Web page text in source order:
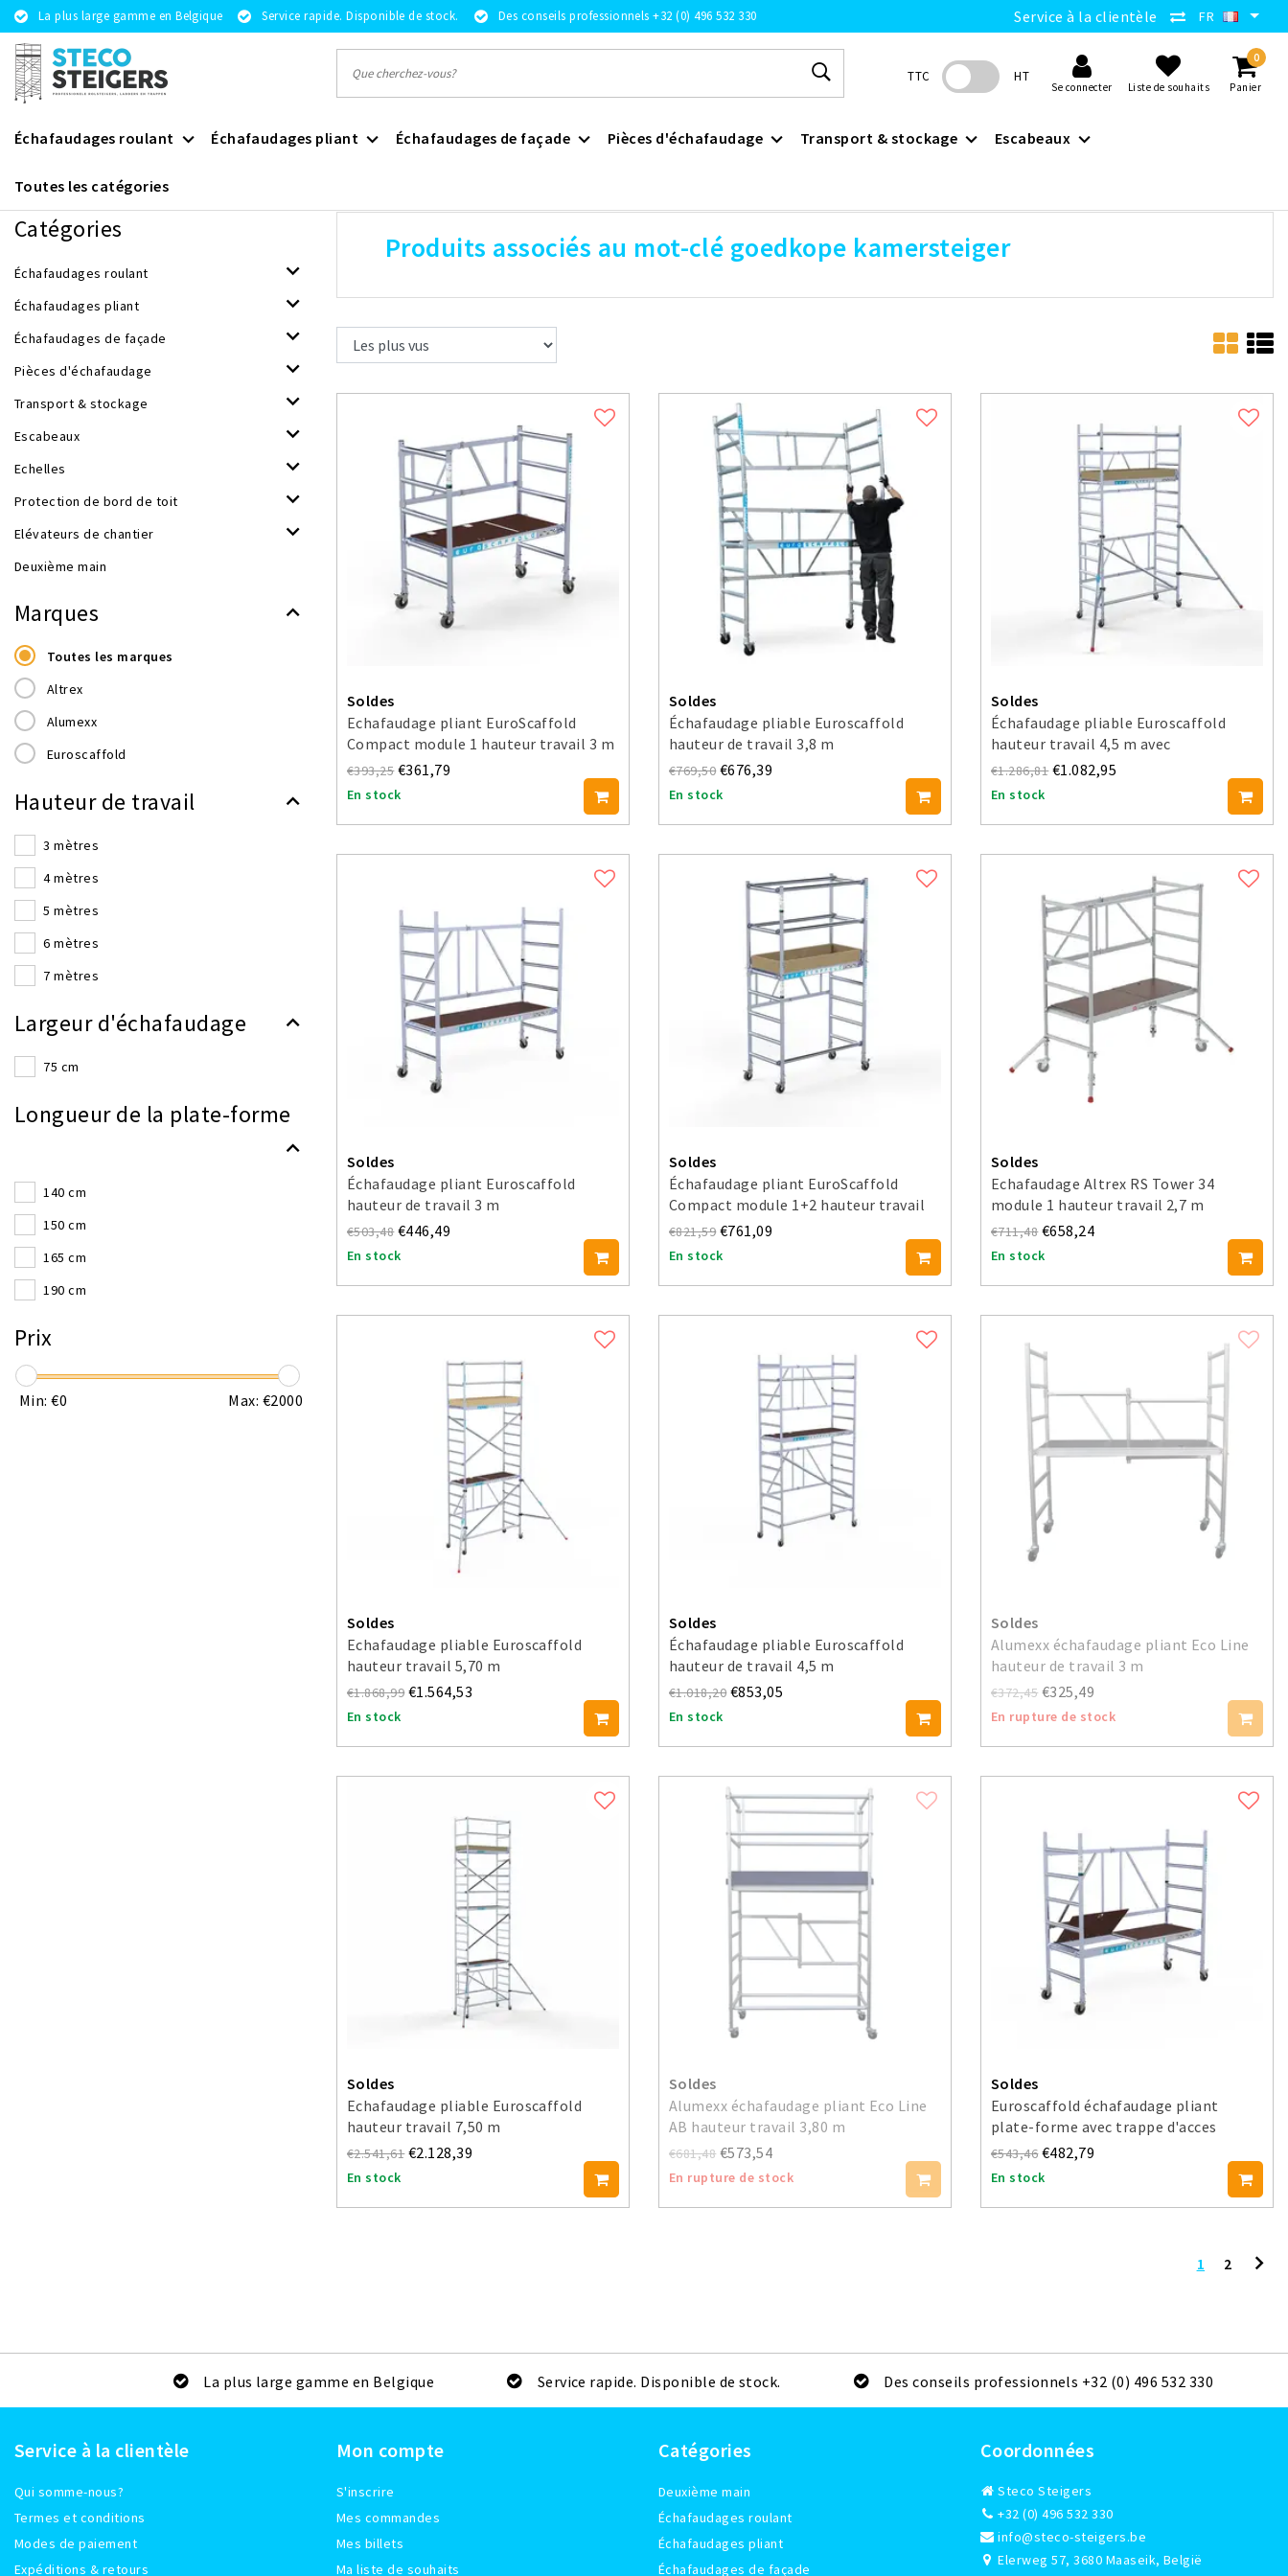
La plus large gamme en Belgique Service rapide. Disponible de stock. Des conseils professionnels +32 (0) 496 532 330 Service à la clientèle FR
TTC HT
Se connecter Liste de souhaits
0
Panier
Échafaudages roulant Échafaudages pliant Échafaudages de façade Pièces d'échafaudage Transport & stockage Escabeaux
Toutes les catégories
Revenir à Mots-clés|Mots-clés
Catégories
Échafaudages roulant
Échafaudages pliant
Échafaudages de façade
Pièces d'échafaudage
Transport & stockage
Escabeaux
Echelles
Protection de bord de toit
Elévateurs de chantier
Deuxième main
Marques
Toutes les marques
Altrex
Alumexx
Euroscaffold
Hauteur de travail
3 mètres
4 mètres
5 mètres
6 mètres
7 mètres
Largeur d'échafaudage
75 cm
Longueur de la plate-forme
140 cm
150 cm
165 cm
190 cm
Prix
Min: €0 Max: €2000
Produits associés au mot-clé goedkope kamersteiger
Soldes
Echafaudage pliant EuroScaffold
Compact module 1 hauteur travail 3 m
€393,25 €361,79
En stock
Soldes
Échafaudage pliable Euroscaffold
hauteur de travail 3,8 m
€769,50 €676,39
En stock
Soldes
Échafaudage pliable Euroscaffold
hauteur travail 4,5 m avec
stabilisateurs
€1.286,81 €1.082,95
En stock
Soldes
Échafaudage pliant Euroscaffold
hauteur de travail 3 m
€503,48 €446,49
En stock
Soldes
Échafaudage pliant EuroScaffold
Compact module 1+2 hauteur travail
3,5 m
€821,59 €761,09
En stock
Soldes
Echafaudage Altrex RS Tower 34
module 1 hauteur travail 2,7 m
€711,48 €658,24
En stock
Soldes
Echafaudage pliable Euroscaffold
hauteur travail 5,70 m
€1.868,99 €1.564,53
En stock
Soldes
Échafaudage pliable Euroscaffold
hauteur de travail 4,5 m
€1.018,20 €853,05
En stock
Soldes
Alumexx échafaudage pliant Eco Line
hauteur de travail 3 m
€372,45 €325,49
En rupture de stock
Soldes
Echafaudage pliable Euroscaffold
hauteur travail 7,50 m
€2.541,61 €2.128,39
En stock
Soldes
Alumexx échafaudage pliant Eco Line
AB hauteur travail 3,80 m
€681,48 €573,54
En rupture de stock
Soldes
Euroscaffold échafaudage pliant
plate-forme avec trappe d'acces
€543,46 €482,79
En stock
1 2
La plus large gamme en Belgique Service rapide. Disponible de stock. Des conseils professionnels +32 (0) 496 532 330
Service à la clientèle
Qui somme-nous?
Termes et conditions
Modes de paiement
Expéditions & retours
Mon compte
S'inscrire
Mes commandes
Mes billets
Ma liste de souhaits
Catégories
Deuxième main
Échafaudages roulant
Échafaudages pliant
Échafaudages de façade
Coordonnées
Steco Steigers
+32 (0) 496 532 330
info@steco-steigers.be
Elerweg 57, 3680 Maaseik, België